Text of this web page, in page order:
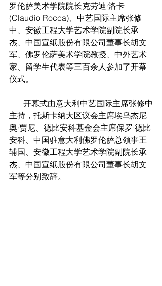
罗伦萨美术学院院长克劳迪·洛卡
(Claudio Rocca)、中艺国际主席张修
中、安徽工程大学艺术学院副院长承
杰、中国宣纸股份有限公司董事长胡文
军、佛罗伦萨美术学院教授、中外艺术
家、留学生代表等三百余人参加了开幕
仪式。
主持，托斯卡纳大区议会主席埃乌杰尼
奥·贾尼、德比安科基金会主席保罗·德比
安科、中国驻意大利佛罗伦萨总领事王
辅国、安徽工程大学艺术学院副院长承
杰、中国宣纸股份有限公司董事长胡文
军等分别致辞。